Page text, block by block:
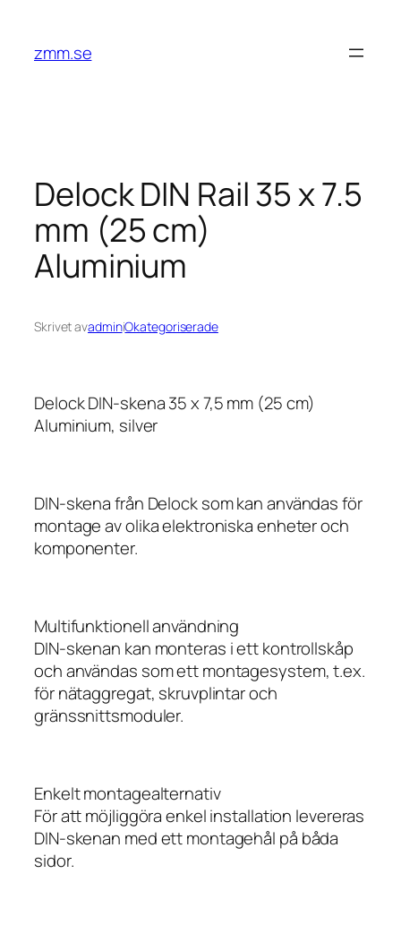
innehåll
zmm.se
Delock DIN Rail 35 x 7.5
mm (25 cm)
Aluminium
Skrivet avadminiOkategoriserade
Delock DIN-skena 35 x 7,5 mm (25 cm)
Aluminium, silver
DIN-skena från Delock som kan användas för
montage av olika elektroniska enheter och
komponenter.
Multifunktionell användning
DIN-skenan kan monteras i ett kontrollskåp
och användas som ett montagesystem, t.ex.
för nätaggregat, skruvplintar och
gränssnittsmoduler.
Enkelt montagealternativ
För att möjliggöra enkel installation levereras
DIN-skenan med ett montagehål på båda
sidor.